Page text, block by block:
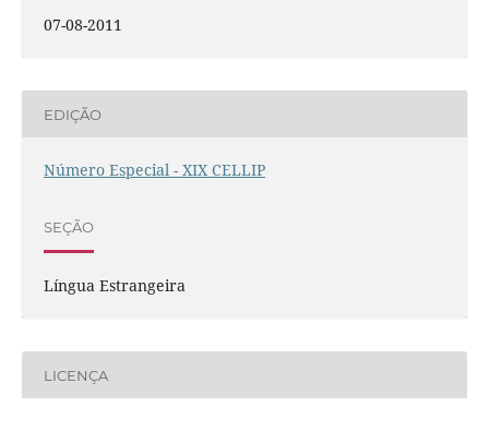
07-08-2011
EDIÇÃO
Número Especial - XIX CELLIP
SEÇÃO
Língua Estrangeira
LICENÇA